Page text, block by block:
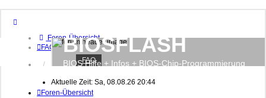
Foren-Übersicht
FAQ
Anmelden
BIOSFLASH
BIOS Hilfe + Infos + BIOS-Chip-Programmierung
FAQ
Aktuelle Zeit: Sa, 08.08.26 20:44
Foren-Übersicht